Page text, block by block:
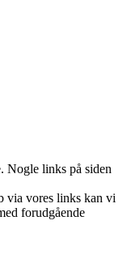
Nogle links på siden
via vores links kan vi
forudgående